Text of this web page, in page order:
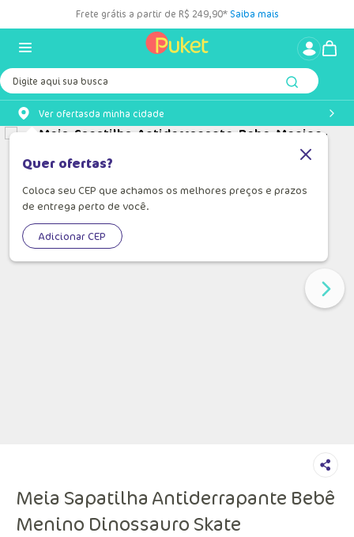
Frete grátis a partir de R$ 249,90* Saiba mais
Digite aqui sua busca
Ver ofertasda minha cidade
Quer ofertas?
Coloca seu CEP que achamos os melhores preços e prazos
de entrega perto de você.
Adicionar CEP
Meia Sapatilha Antiderrapante Bebê
Menino Dinossauro Skate